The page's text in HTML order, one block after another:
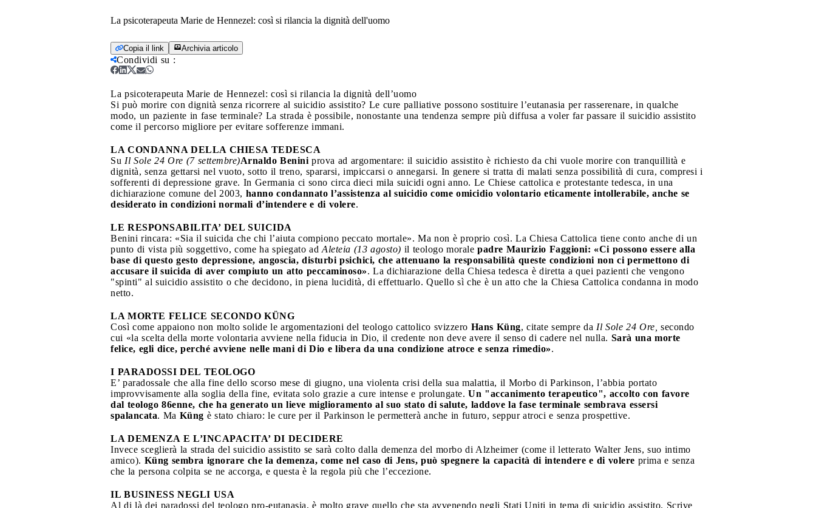
La psicoterapeuta Marie de Hennezel: così si rilancia la dignità dell'uomo
Copia il link Archivia articolo
Condividi su :
La psicoterapeuta Marie de Hennezel: così si rilancia la dignità dell’uomo
Si può morire con dignità senza ricorrere al suicidio assistito? Le cure palliative possono sostituire l’eutanasia per rasserenare, in qualche
modo, un paziente in fase terminale? La strada è possibile, nonostante una tendenza sempre più diffusa a voler far passare il suicidio assistito
come il percorso migliore per evitare sofferenze immani.
LA CONDANNA DELLA CHIESA TEDESCA
Su Il Sole 24 Ore (7 settembre)Arnaldo Benini prova ad argomentare: il suicidio assistito è richiesto da chi vuole morire con tranquillità e
dignità, senza gettarsi nel vuoto, sotto il treno, spararsi, impiccarsi o annegarsi. In genere si tratta di malati senza possibilità di cura, compresi i
sofferenti di depressione grave. In Germania ci sono circa dieci mila suicidi ogni anno. Le Chiese cattolica e protestante tedesca, in una
dichiarazione comune del 2003, hanno condannato l’assistenza al suicidio come omicidio volontario eticamente intollerabile, anche se
desiderato in condizioni normali d’intendere e di volere.
LE RESPONSABILITA’ DEL SUICIDA
Benini rincara: «Sia il suicida che chi l’aiuta compiono peccato mortale». Ma non è proprio così. La Chiesa Cattolica tiene conto anche di un
punto di vista più soggettivo, come ha spiegato ad Aleteia (13 agosto) il teologo morale padre Maurizio Faggioni: «Ci possono essere alla
base di questo gesto depressione, angoscia, disturbi psichici, che attenuano la responsabilità queste condizioni non ci permettono di
accusare il suicida di aver compiuto un atto peccaminoso». La dichiarazione della Chiesa tedesca è diretta a quei pazienti che vengono
"spinti" al suicidio assistito o che decidono, in piena lucidità, di effettuarlo. Quello sì che è un atto che la Chiesa Cattolica condanna in modo
netto.
LA MORTE FELICE SECONDO KÜNG
Così come appaiono non molto solide le argomentazioni del teologo cattolico svizzero Hans Küng, citate sempre da Il Sole 24 Ore, secondo
cui «la scelta della morte volontaria avviene nella fiducia in Dio, il credente non deve avere il senso di cadere nel nulla. Sarà una morte
felice, egli dice, perché avviene nelle mani di Dio e libera da una condizione atroce e senza rimedio».
I PARADOSSI DEL TEOLOGO
E’ paradossale che alla fine dello scorso mese di giugno, una violenta crisi della sua malattia, il Morbo di Parkinson, l’abbia portato
improvvisamente alla soglia della fine, evitata solo grazie a cure intense e prolungate. Un "accanimento terapeutico", accolto con favore
dal teologo 86enne, che ha generato un lieve miglioramento al suo stato di salute, laddove la fase terminale sembrava essersi
spalancata. Ma Küng è stato chiaro: le cure per il Parkinson le permetterà anche in futuro, seppur atroci e senza prospettive.
LA DEMENZA E L’INCAPACITA’ DI DECIDERE
Invece sceglierà la strada del suicidio assistito se sarà colto dalla demenza del morbo di Alzheimer (come il letterato Walter Jens, suo intimo
amico). Küng sembra ignorare che la demenza, come nel caso di Jens, può spegnere la capacità di intendere e di volere prima e senza
che la persona colpita se ne accorga, e questa è la regola più che l’eccezione.
IL BUSINESS NEGLI USA
Al di là dei paradossi del teologo pro-eutanasia, è molto grave quello che sta avvenendo negli Stati Uniti in tema di suicidio assistito. Scrive